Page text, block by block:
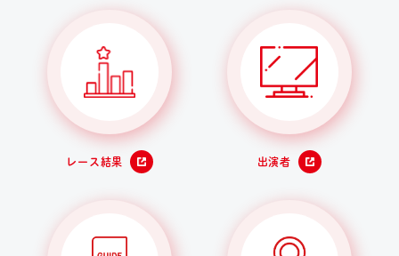
レース結果 出演者